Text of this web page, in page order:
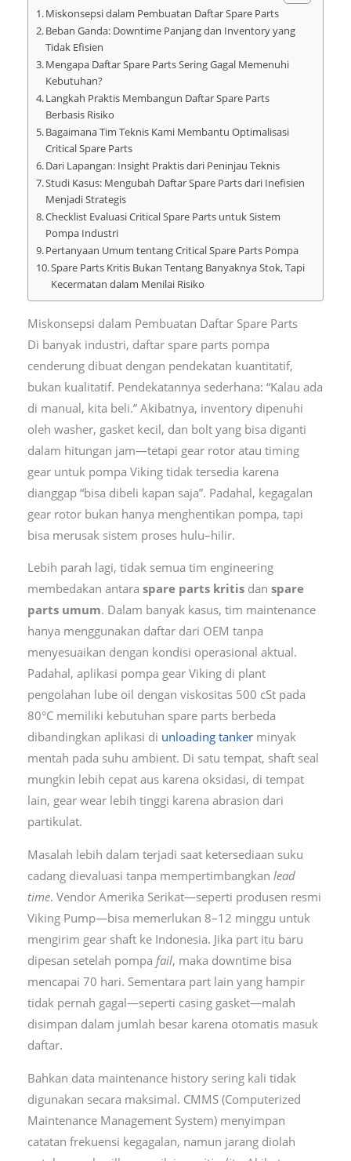
Miskonsepsi dalam Pembuatan Daftar Spare Parts
Beban Ganda: Downtime Panjang dan Inventory yang
Tidak Efisien
Mengapa Daftar Spare Parts Sering Gagal Memenuhi
Kebutuhan?
Langkah Praktis Membangun Daftar Spare Parts
Berbasis Risiko
Bagaimana Tim Teknis Kami Membantu Optimalisasi
Critical Spare Parts
Dari Lapangan: Insight Praktis dari Peninjau Teknis
Studi Kasus: Mengubah Daftar Spare Parts dari Inefisien
Menjadi Strategis
Checklist Evaluasi Critical Spare Parts untuk Sistem
Pompa Industri
Pertanyaan Umum tentang Critical Spare Parts Pompa
Spare Parts Kritis Bukan Tentang Banyaknya Stok, Tapi
Kecermatan dalam Menilai Risiko
Miskonsepsi dalam Pembuatan Daftar Spare Parts
Di banyak industri, daftar spare parts pompa
cenderung dibuat dengan pendekatan kuantitatif,
bukan kualitatif. Pendekatannya sederhana: “Kalau ada
di manual, kita beli.” Akibatnya, inventory dipenuhi
oleh washer, gasket kecil, dan bolt yang bisa diganti
dalam hitungan jam—tetapi gear rotor atau timing
gear untuk pompa Viking tidak tersedia karena
dianggap “bisa dibeli kapan saja”. Padahal, kegagalan
gear rotor bukan hanya menghentikan pompa, tapi
bisa merusak sistem proses hulu–hilir.
Lebih parah lagi, tidak semua tim engineering
membedakan antara spare parts kritisdan spare
parts umum. Dalam banyak kasus, tim maintenance
hanya menggunakan daftar dari OEM tanpa
menyesuaikan dengan kondisi operasional aktual.
Padahal, aplikasi pompa gear Viking di plant
pengolahan lube oil dengan viskositas 500 cSt pada
80°C memiliki kebutuhan spare parts berbeda
dibandingkan aplikasi di unloading tankerminyak
mentah pada suhu ambient. Di satu tempat, shaft seal
mungkin lebih cepat aus karena oksidasi, di tempat
lain, gear wear lebih tinggi karena abrasion dari
partikulat.
Masalah lebih dalam terjadi saat ketersediaan suku
cadang dievaluasi tanpa mempertimbangkan lead
time. Vendor Amerika Serikat—seperti produsen resmi
Viking Pump—bisa memerlukan 8–12 minggu untuk
mengirim gear shaft ke Indonesia. Jika part itu baru
dipesan setelah pompa fail, maka downtime bisa
mencapai 70 hari. Sementara part lain yang hampir
tidak pernah gagal—seperti casing gasket—malah
disimpan dalam jumlah besar karena otomatis masuk
daftar.
Bahkan data maintenance history sering kali tidak
digunakan secara maksimal. CMMS (Computerized
Maintenance Management System) menyimpan
catatan frekuensi kegagalan, namun jarang diolah